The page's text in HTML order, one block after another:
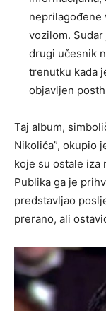
neprilagođene
vozilom.
drugi učesnik
trenutku kada
objavljen
Taj album,
Nikolića”, okupio
koje su ostale iza
Publika ga je
predstavljao
prerano, ali